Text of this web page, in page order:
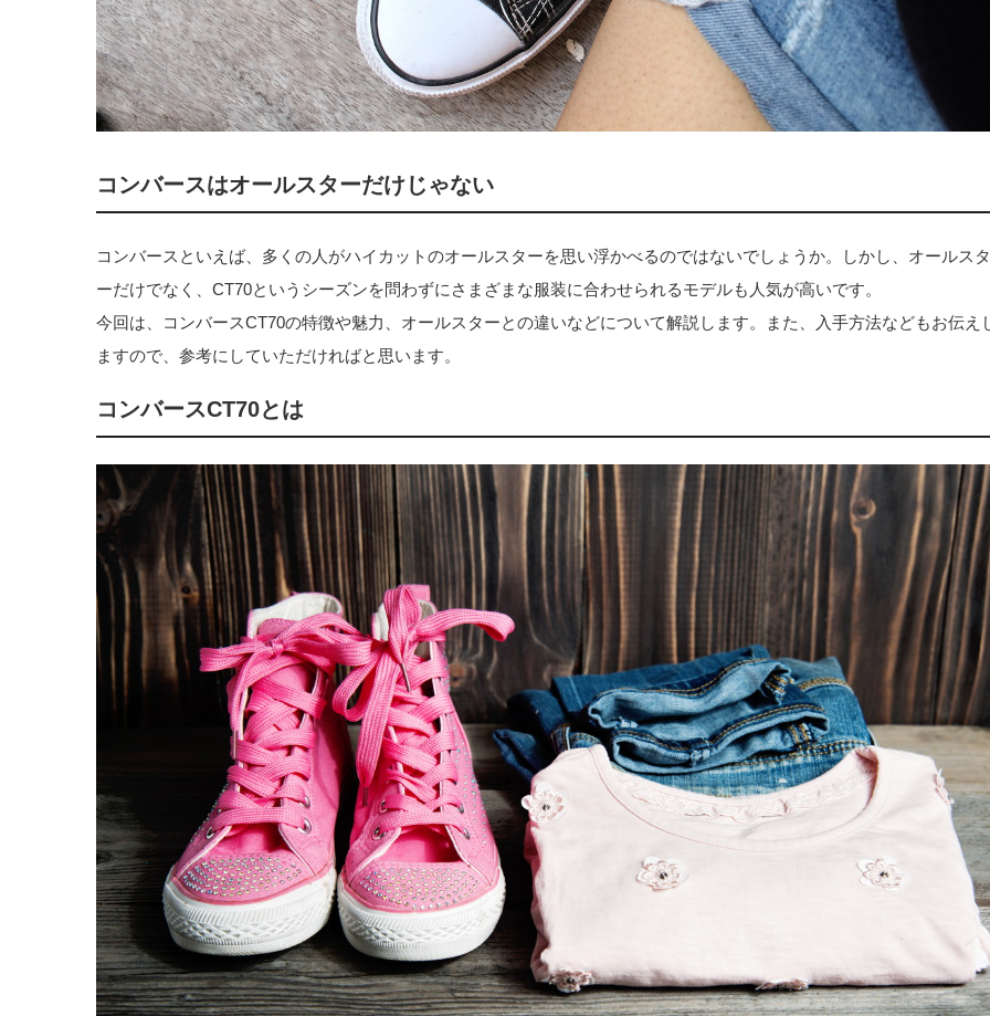
コンバースはオールスターだけじゃない
コンバースといえば、多くの人がハイカットのオールスターを思い浮かべるのではないでしょうか。しかし、オールスタ
ーだけでなく、CT70というシーズンを問わずにさまざまな服装に合わせられるモデルも人気が高いです。
今回は、コンバースCT70の特徴や魅力、オールスターとの違いなどについて解説します。また、入手方法などもお伝え
ますので、参考にしていただければと思います。
コンバースCT70とは